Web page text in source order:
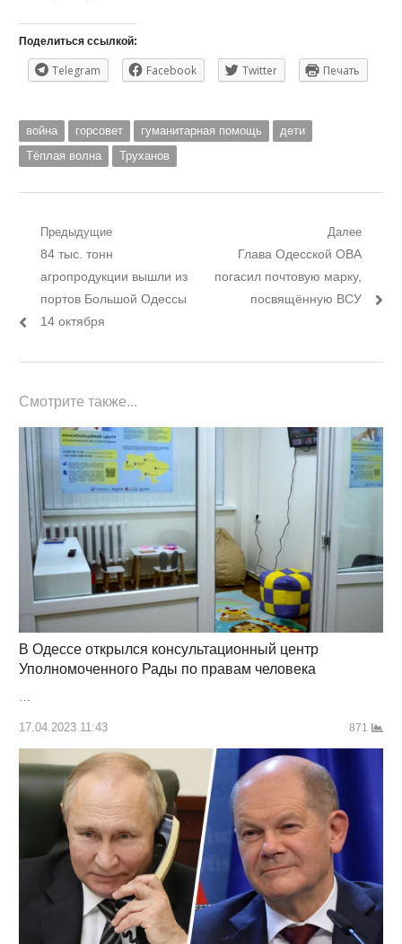
Поделиться ссылкой:
Telegram Facebook Twitter Печать
война горсовет гуманитарная помощь
дети
Тёплая волна
Труханов
Навигация
записям
Предыдущие
Предыдущий
пост:
84 тыс. тонн
агропродукции вышли из
портов Большой Одессы
14 октября
Далее
Следующий
пост:
Глава Одесской ОВА
погасил почтовую марку,
посвящённую ВСУ
Смотрите также...
В Одессе открылся консультационный центр
Уполномоченного Рады по правам человека
…
17.04.2023 11:43 871